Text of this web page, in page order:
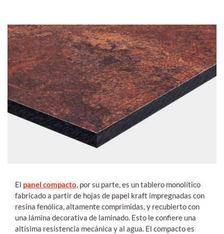
El panel compacto, por su parte, es un tablero monolítico
fabricado a partir de hojas de papel kraft impregnadas con
resina fenólica, altamente comprimidas, y recubierto con
una lámina decorativa de laminado. Esto le confiere una
altísima resistencia mecánica y al agua. El compacto es